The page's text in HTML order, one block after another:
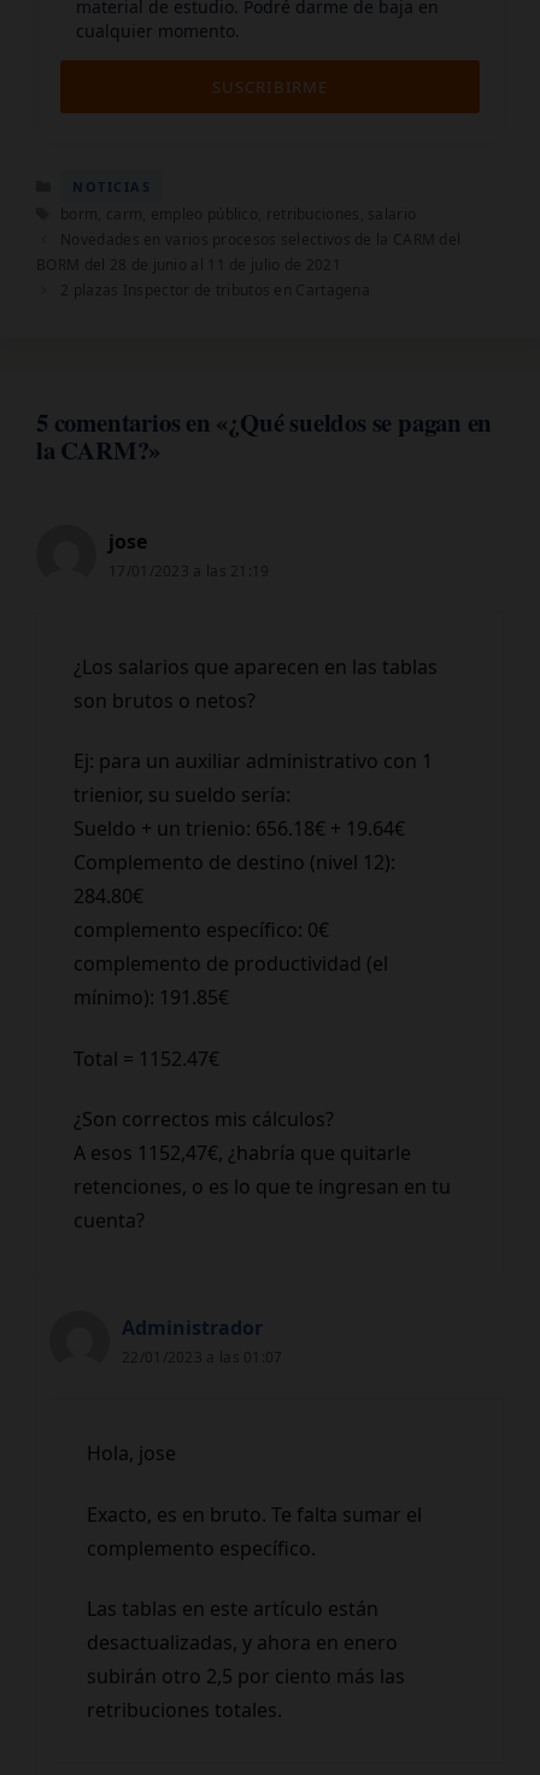
material de estudio. Podré darme de baja en
cualquier momento.
SUSCRIBIRME
Categorías
NOTICIAS
empleo público retribuciones
Novedades en varios procesos selectivos de la CARM del
BORM del 28 de junio al 11 de julio de 2021
2 plazas Inspector de tributos en Cartagena
5 comentarios en «¿Qué sueldos se pagan en
la CARM?»
jose
17/01/2023 a las 21:19
¿Los salarios que aparecen en las tablas
son brutos o netos?
Ej: para un auxiliar administrativo con 1
trienior, su sueldo sería:
Sueldo + un trienio: 656.18€ + 19.64€
Complemento de destino (nivel 12):
284.80€
complemento específico: 0€
complemento de productividad (el
mínimo): 191.85€
Total = 1152.47€
¿Son correctos mis cálculos?
A esos 1152,47€, ¿habría que quitarle
retenciones, o es lo que te ingresan en tu
cuenta?
Administrador
22/01/2023 a las 01:07
Hola, jose
Exacto, es en bruto. Te falta sumar el
complemento específico.
Las tablas en este artículo están
desactualizadas, y ahora en enero
subirán otro 2,5 por ciento más las
retribuciones totales.